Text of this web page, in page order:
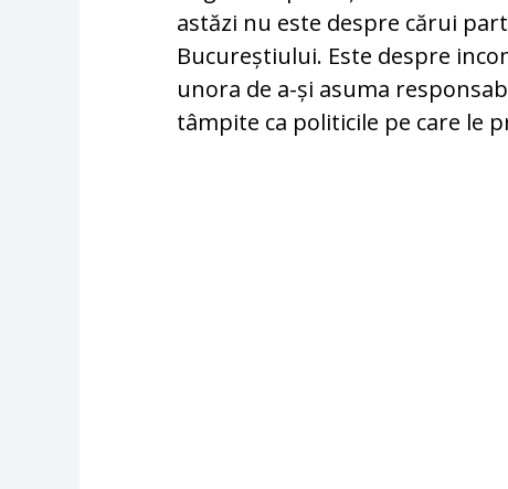
astăzi nu este despre cărui
Bucureștiului. Este despre
unora de a-și asuma
tâmpite ca politicile pe care le